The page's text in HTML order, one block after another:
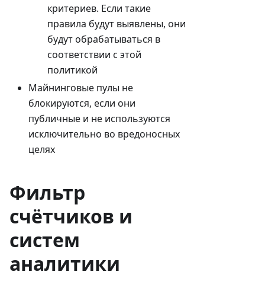
критериев. Если такие
правила будут выявлены, они
будут обрабатываться в
соответствии с этой
политикой
Майнинговые пулы не
блокируются, если они
публичные и не используются
исключительно во вредоносных
целях
Фильтр
счётчиков и
систем
аналитики